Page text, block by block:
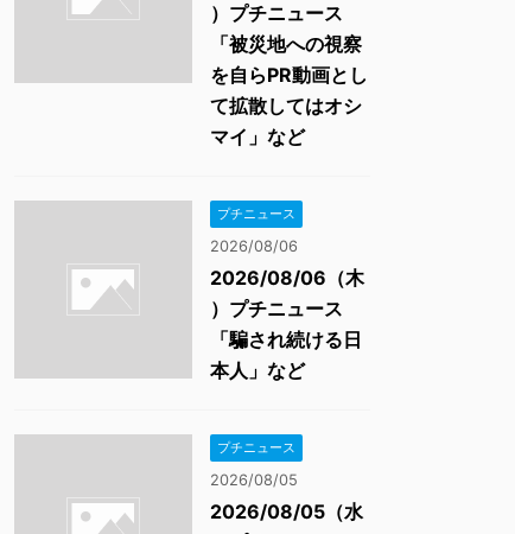
）プチニュース
「被災地への視察
を自らPR動画とし
て拡散してはオシ
マイ」など
プチニュース
2026/08/06
2026/08/06（木
）プチニュース
「騙され続ける日
本人」など
プチニュース
2026/08/05
2026/08/05（水